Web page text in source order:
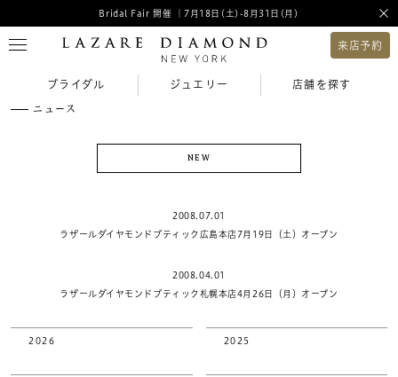
Bridal Fair 開催 ｜7月18日(土)-8月31日(月)
来店予約
ブライダル ジュエリー 店舗を探す
ニュース
NEW
2008.07.01
ラザールダイヤモンドブティック広島本店7月19日（土）オープン
2008.04.01
ラザールダイヤモンドブティック札幌本店4月26日（月）オープン
2026 2025